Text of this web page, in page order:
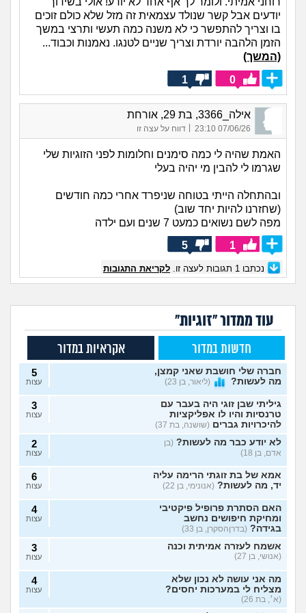
יודעים אבל קשר שנולד עצמאית זה מזל שלא כולם זוכים
בו וצריך להתפשר כי לא משנה כמה תעשי ותרצי במשך
הזמן הלהבה יורדת וצריך שניים לטנגו. נאמנות וכבוד...
(המשך)
0
1
אילה_3366, בת 29, אורחת
07/06/26 23:10
| דווח על עצה זו
האמת שהיה לי כמה סימנים וחלומות לפני הזוגיות שלי
שגרמו לי להבין מי יהיה בעלי
ובהתחלה הייתי בטוחה שניפרד אחרי כמה חודשים
(שחזרנו להיות יחד שוב)
מפה לשם נשואים כמעט 7 שנים ועם ילדה
1
5
נכתבו 1 תגובות לעצה זו. לקריאת התגובות
עוד ממדור "זוגיות"
חדשות במדור אקראיות במדור
חברה שלי חושבת שאני קמצן,
מה לעשות?
(ליאור, בן 23)
5
עצות
גיליתי שבן זוגי היה בעבר עם
טרנסיות והיו לו אפליקציות
להיכרויות גברים (שושנה, בת 37)
3
עצות
לא יודע כבר מה לעשות? (בן
אדם, בן 18)
2
עצות
אמא של בת זוגתי הרימה עליה
יד, מה לעשות? (אנונימי, בן 22)
6
עצות
האם הסתרת פרופיל פיקטיבי
ומחיקת חיפושים נחשב
בגידה? (בדרןהסקרן, בן 33)
4
עצות
אשמח לעזרה אמיתית וכנה
(אנושי, בן 27)
3
עצות
מה אני עושה לא נכון שלא
מצליח לי במערכות יחסים?
(א׳, בת 26)
4
עצות